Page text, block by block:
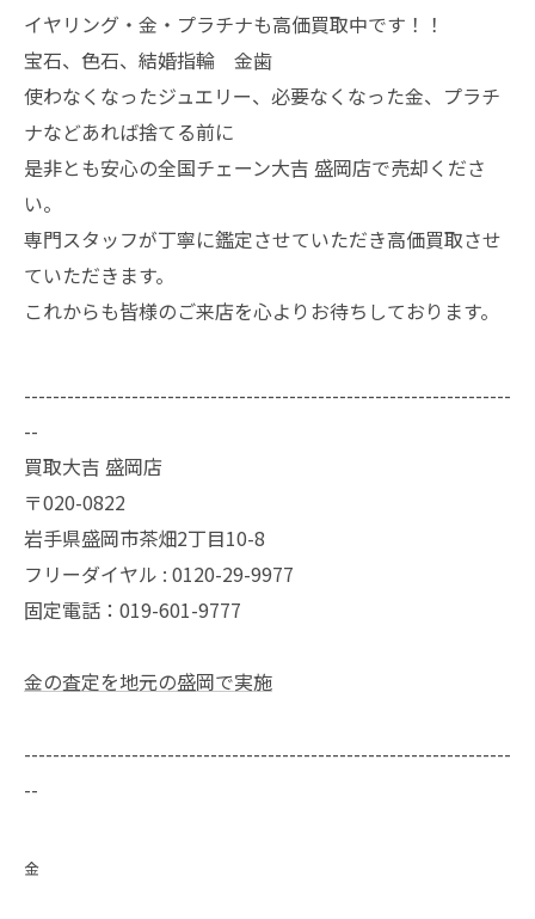
イヤリング・金・プラチナも高価買取中です！！
宝石、色石、結婚指輪 金歯
使わなくなったジュエリー、必要なくなった金、プラチ
ナなどあれば捨てる前に
是非とも安心の全国チェーン大吉 盛岡店で売却くださ
い。
専門スタッフが丁寧に鑑定させていただき高価買取させ
ていただきます。
これからも皆様のご来店を心よりお待ちしております。
--------------------------------------------------------------------
--
買取大吉 盛岡店
〒020-0822
岩手県盛岡市茶畑2丁目10-8
フリーダイヤル : 0120-29-9977
固定電話：019-601-9777
金の査定を地元の盛岡で実施
--------------------------------------------------------------------
--
金